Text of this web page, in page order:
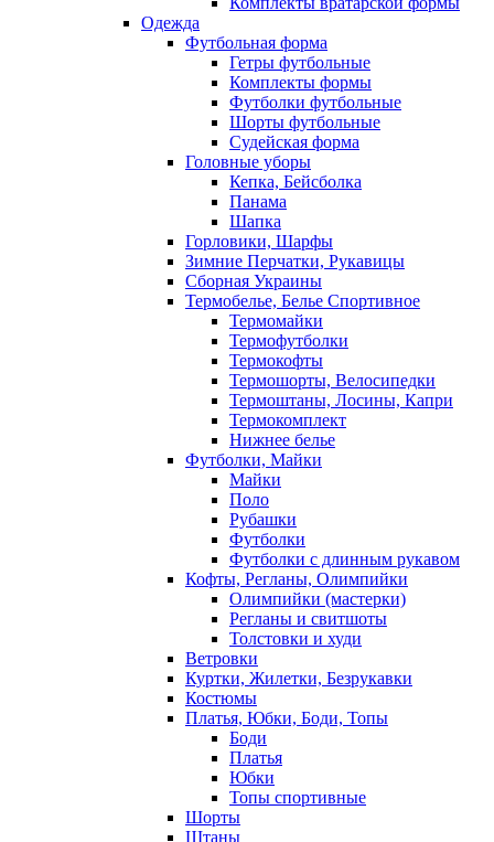
Одежда
Футбольная форма
Гетры футбольные
Комплекты формы
Футболки футбольные
Шорты футбольные
Судейская форма
Головные уборы
Кепка, Бейсболка
Панама
Шапка
Горловики, Шарфы
Зимние Перчатки, Рукавицы
Сборная Украины
Термобелье, Белье Спортивное
Термомайки
Термофутболки
Термокофты
Термошорты, Велосипедки
Термоштаны, Лосины, Капри
Термокомплект
Нижнее белье
Футболки, Майки
Майки
Поло
Рубашки
Футболки
Футболки с длинным рукавом
Кофты, Регланы, Олимпийки
Олимпийки (мастерки)
Регланы и свитшоты
Толстовки и худи
Ветровки
Куртки, Жилетки, Безрукавки
Костюмы
Платья, Юбки, Боди, Топы
Боди
Платья
Юбки
Топы спортивные
Шорты
Штаны